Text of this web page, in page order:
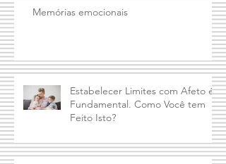
Estabelecer Limites com Afeto é
Feito Isto?